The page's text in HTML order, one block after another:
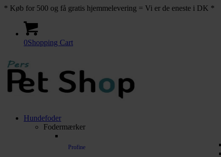
* Køb for 500 og få gratis hjemmelevering = Vi er de eneste i DK *
0Shopping Cart
Hundefoder
Fodermærker
Profine